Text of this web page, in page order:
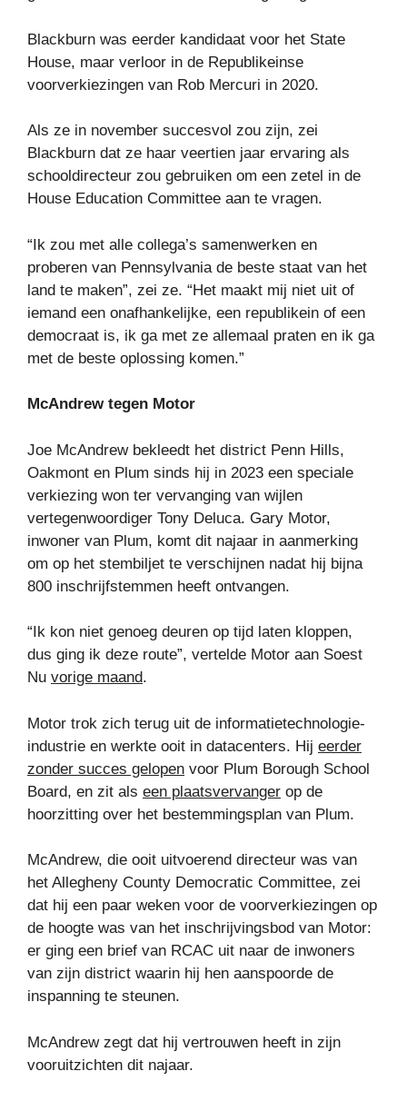
Blackburn was eerder kandidaat voor het State
House, maar verloor in de Republikeinse
voorverkiezingen van Rob Mercuri in 2020.
Als ze in november succesvol zou zijn, zei
Blackburn dat ze haar veertien jaar ervaring als
schooldirecteur zou gebruiken om een ​​zetel in de
House Education Committee aan te vragen.
“Ik zou met alle collega’s samenwerken en
proberen van Pennsylvania de beste staat van het
land te maken”, zei ze. “Het maakt mij niet uit of
iemand een onafhankelijke, een republikein of een
democraat is, ik ga met ze allemaal praten en ik ga
met de beste oplossing komen.”
McAndrew tegen Motor
Joe McAndrew bekleedt het district Penn Hills,
Oakmont en Plum sinds hij in 2023 een speciale
verkiezing won ter vervanging van wijlen
vertegenwoordiger Tony Deluca. Gary Motor,
inwoner van Plum, komt dit najaar in aanmerking
om op het stembiljet te verschijnen nadat hij bijna
800 inschrijfstemmen heeft ontvangen.
“Ik kon niet genoeg deuren op tijd laten kloppen,
dus ging ik deze route”, vertelde Motor aan Soest
Nu vorige maand.
Motor trok zich terug uit de informatietechnologie-
industrie en werkte ooit in datacenters. Hij eerder
zonder succes gelopen voor Plum Borough School
Board, en zit als een plaatsvervanger op de
hoorzitting over het bestemmingsplan van Plum.
McAndrew, die ooit uitvoerend directeur was van
het Allegheny County Democratic Committee, zei
dat hij een paar weken voor de voorverkiezingen op
de hoogte was van het inschrijvingsbod van Motor:
er ging een brief van RCAC uit naar de inwoners
van zijn district waarin hij hen aanspoorde de
inspanning te steunen.
McAndrew zegt dat hij vertrouwen heeft in zijn
vooruitzichten dit najaar.